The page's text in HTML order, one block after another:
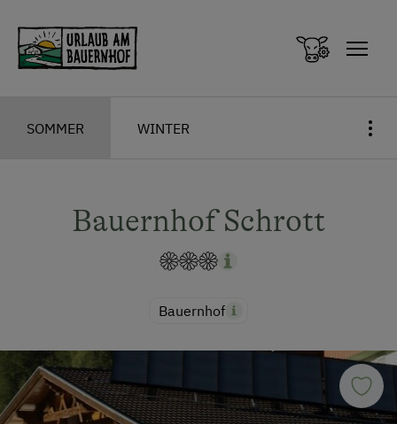
SOMMER WINTER
Bauernhof Schrott
Bauernhof